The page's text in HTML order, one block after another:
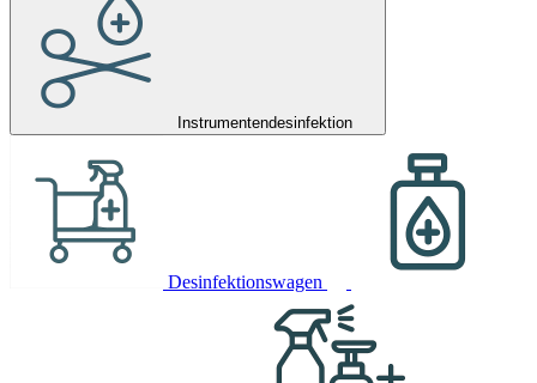
Instrumentendesinfektion
Desinfektionswagen